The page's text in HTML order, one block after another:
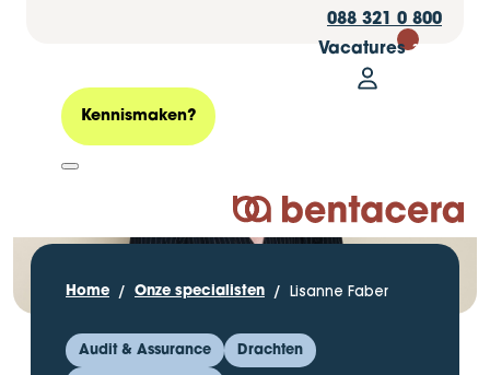
088 321 0 800
Vacatures 30
Mijn
Logo Bentacera
Kennismaken?
Home Onze specialisten Lisanne Faber
Audit & Assurance Drachten